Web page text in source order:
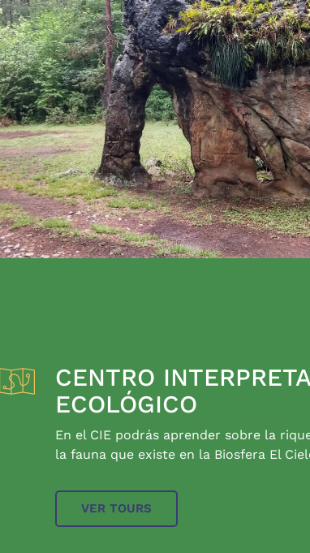
CENTRO
ECOLÓGICO
En el CIE podrás aprender sobre la
la fauna que existe en la Biosfera El
VER TOURS